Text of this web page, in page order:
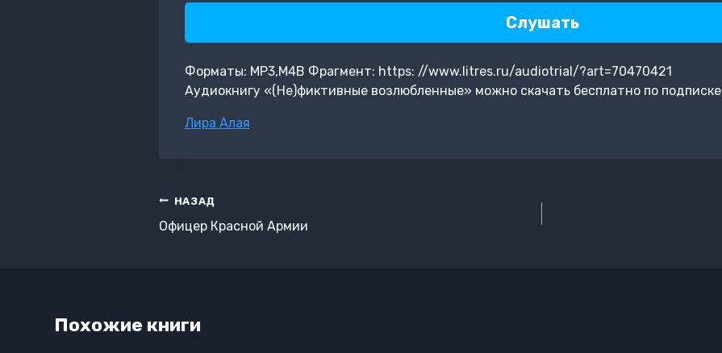
Слушать
Форматы: MP3,M4B Фрагмент: https: //www.litres.ru/audiotrial/?art=70470421
Аудиокнигу «(Не)фиктивные возлюбленные» можно скачать бесплатно по подписке
Метки
Лира Алая
Навигация
по
НАЗАД
Офицер Красной Армии
Похожие книги